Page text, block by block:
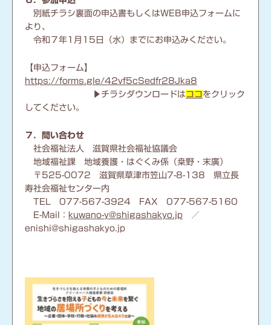
別紙チラシ裏面の申込書もしくはWEB申込フォームに
より、
令和７年1月15日（水）までにお申込みください。
【申込フォーム】
https://forms.gle/42vf5cSedfr28Jka8
▶チラシダウンロードはココ をクリック
してください。
７．問い合わせ
社会福祉法人 滋賀県社会福祉協議会
地域福祉課 地域養護・はぐくみ係（桒野・末廣）
〒525-0072 滋賀県草津市笠山7-8-138 県立長
寿社会福祉センター内
TEL 077-567-3924 FAX 077-567-5160
E-Mail： kuwano-y@shigashakyo.jp ／
enishi@shigashakyo.jp